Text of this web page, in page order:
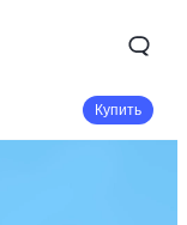
Купить